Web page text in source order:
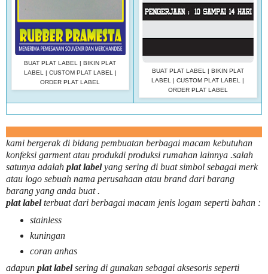
BUAT PLAT LABEL | BIKIN PLAT
LABEL | CUSTOM PLAT LABEL |
ORDER PLAT LABEL
BUAT PLAT LABEL | BIKIN PLAT
LABEL | CUSTOM PLAT LABEL |
ORDER PLAT LABEL
kami bergerak di bidang pembuatan berbagai macam kebutuhan
konfeksi garment atau produkdi produksi rumahan lainnya .salah
satunya adalah plat labelyang sering di buat simbol sebagai merk
atau logo sebuah nama perusahaan atau brand dari barang
barang yang anda buat .
plat labelterbuat dari berbagai macam jenis logam seperti bahan :
stainless
kuningan
coran anhas
adapun plat labelsering di gunakan sebagai aksesoris seperti